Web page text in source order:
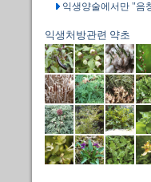
익생양술에서만 "음
익생처방관련 약초